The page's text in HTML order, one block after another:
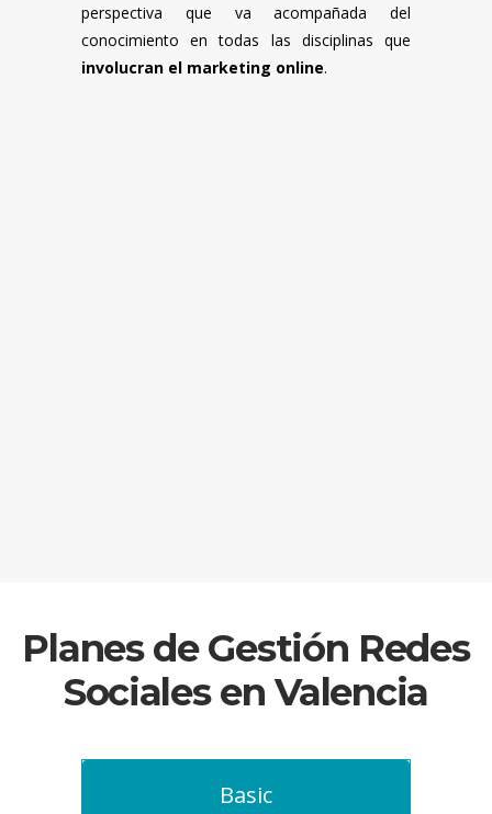
perspectiva que va acompañada del
conocimiento en todas las disciplinas que
involucran el marketing online.
Planes de Gestión Redes
Sociales en Valencia
Basic